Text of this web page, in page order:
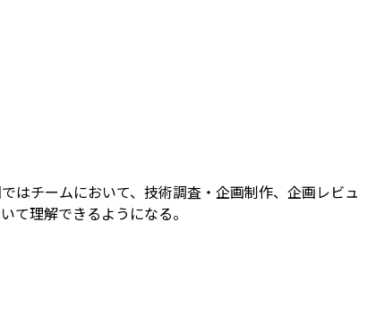
はチームにおいて、技術調査・企画制作、企画レビュ
て理解できるようになる。